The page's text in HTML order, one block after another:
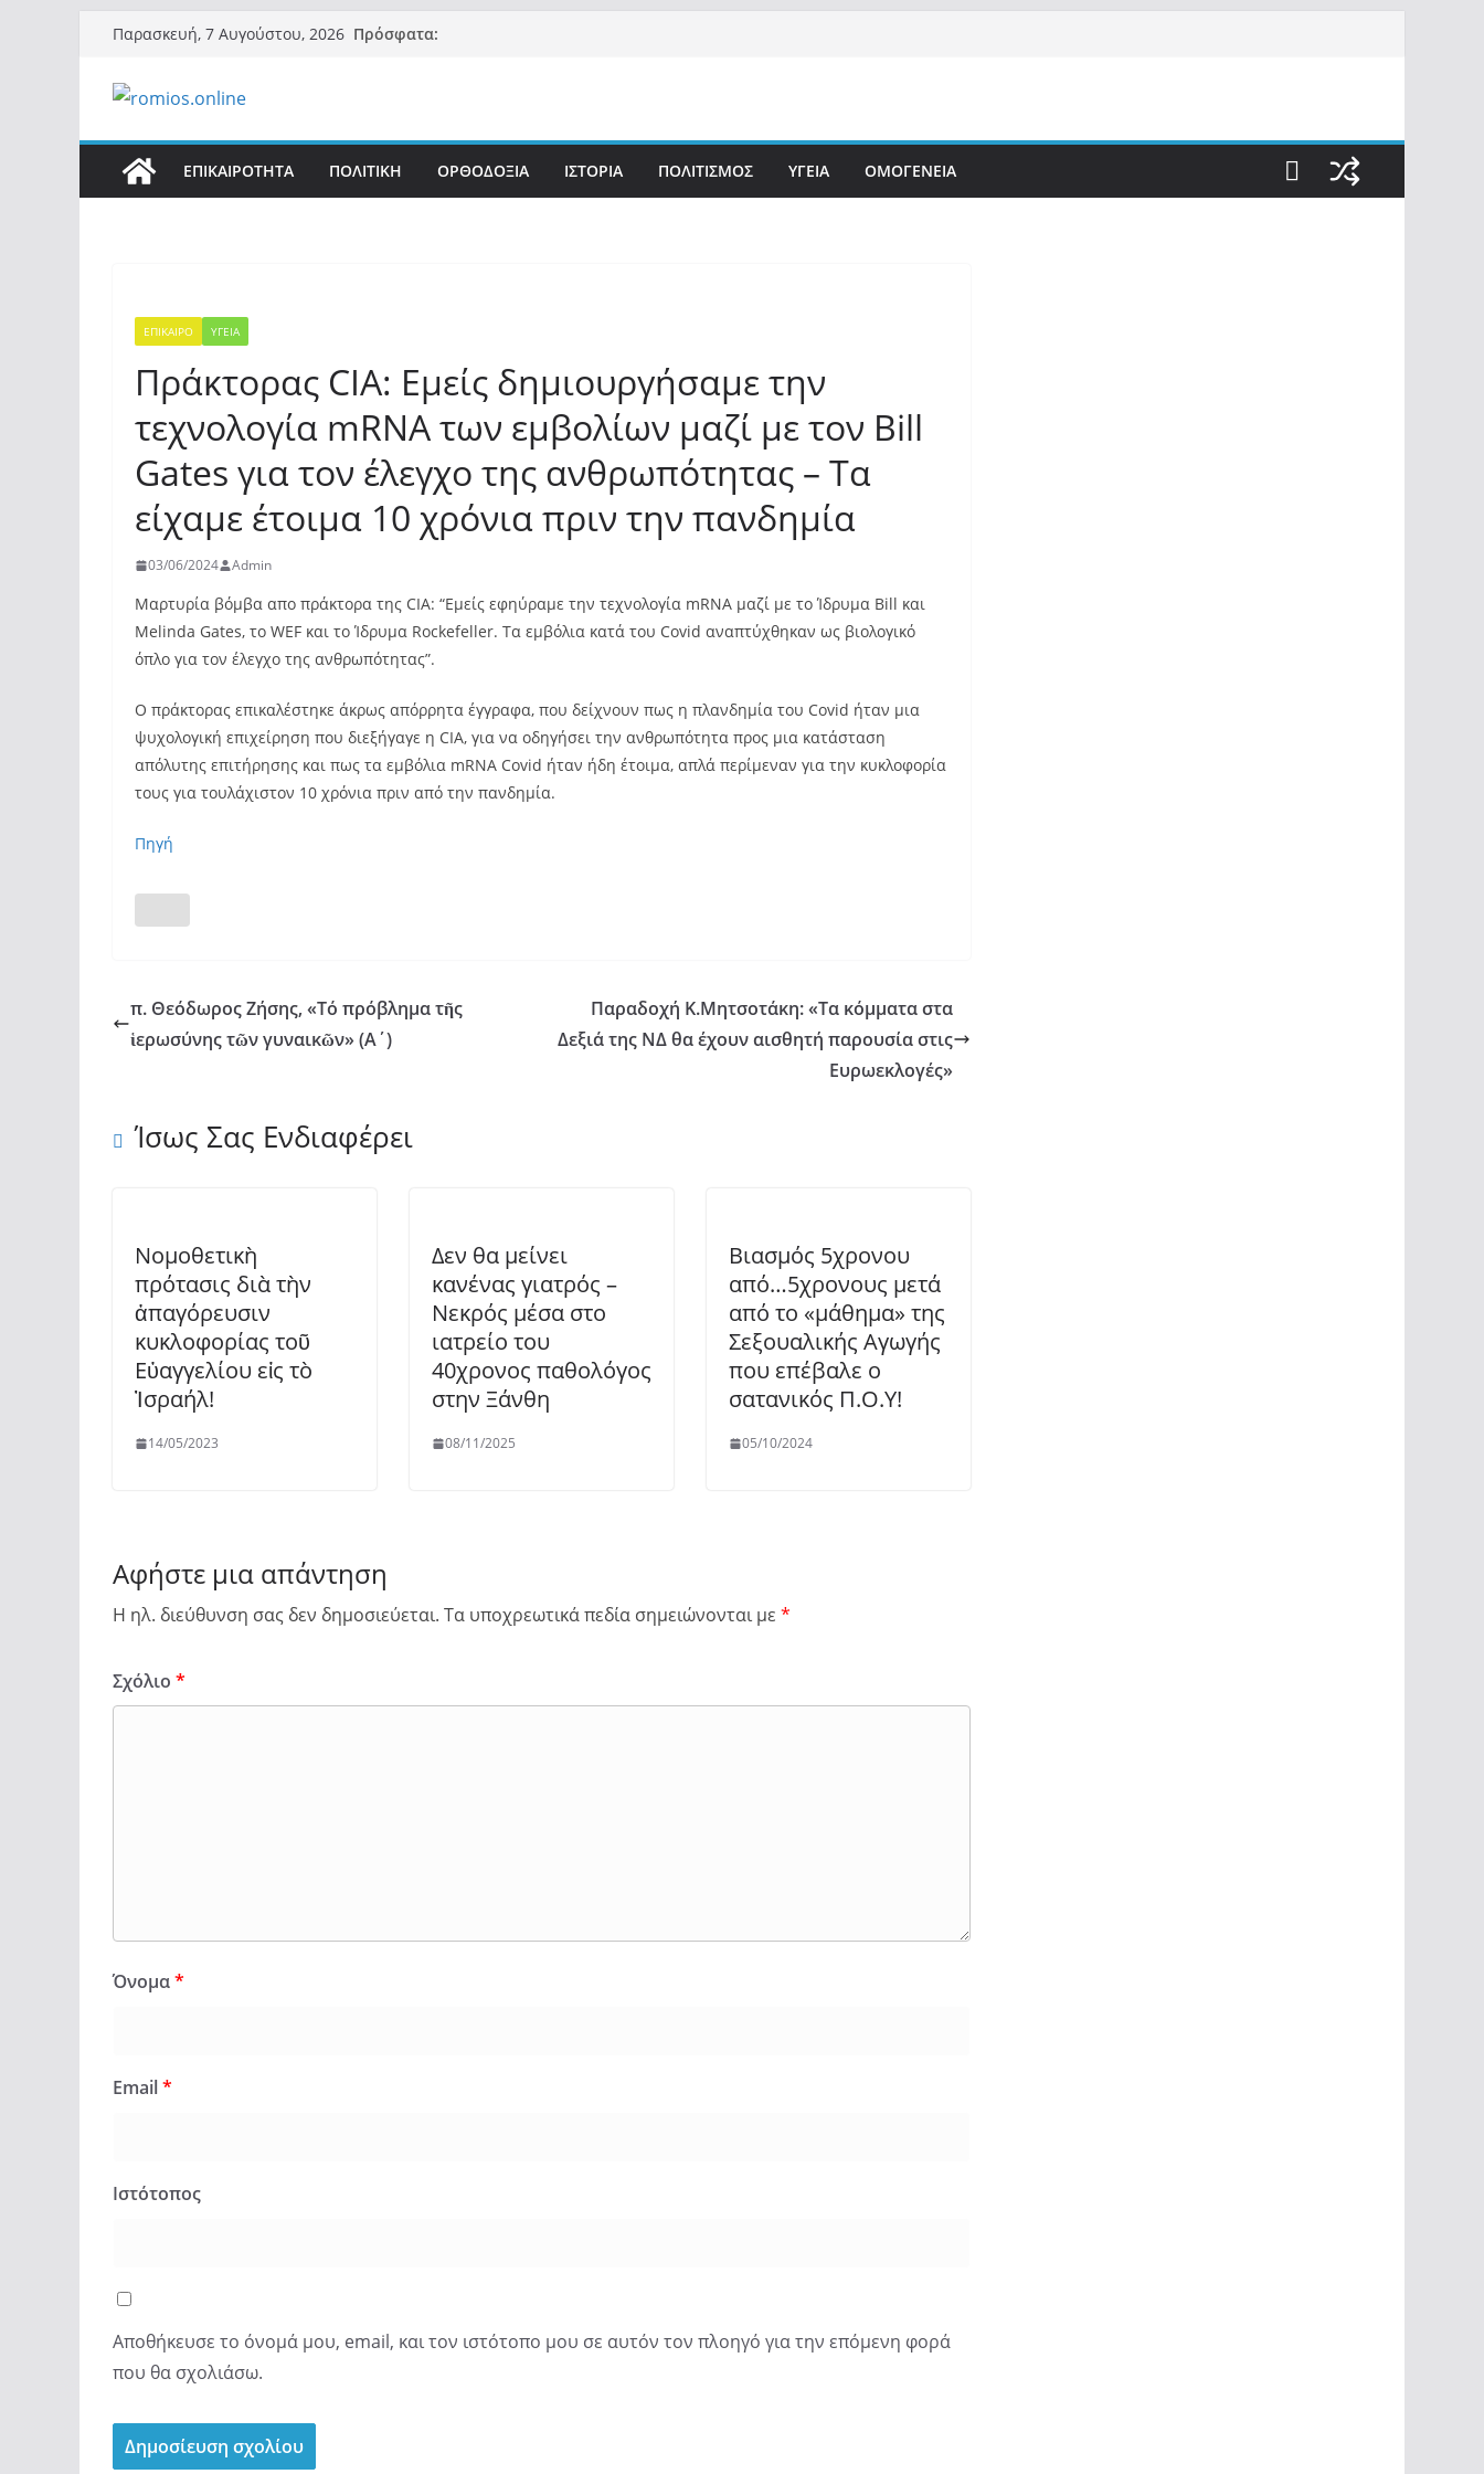
Μετάβαση
περιεχόμενο
Παρασκευή, 7 Αυγούστου, 2026 Πρόσφατα:
ΕΠΙΚΑΙΡΟΤΗΤΑ ΠΟΛΙΤΙΚΗ ΟΡΘΟΔΟΞΙΑ ΙΣΤΟΡΙΑ ΠΟΛΙΤΙΣΜΟΣ ΥΓΕΙΑ ΟΜΟΓΕΝΕΙΑ
ΕΠΙΚΑΙΡΟ ΥΓΕΙΑ
Πράκτορας CIA: Εμείς δημιουργήσαμε την
τεχνολογία mRNA των εμβολίων μαζί με τον Βill
Gates για τον έλεγχο της ανθρωπότητας – Τα
είχαμε έτοιμα 10 χρόνια πριν την πανδημία
03/06/2024 Admin
Μαρτυρία βόμβα απο πράκτορα της CIA: “Εμείς εφηύραμε την τεχνολογία mRNA μαζί με το Ίδρυμα Bill και
Melinda Gates, το WEF και το Ίδρυμα Rockefeller. Τα εμβόλια κατά του Covid αναπτύχθηκαν ως βιολογικό
όπλο για τον έλεγχο της ανθρωπότητας”.
Ο πράκτορας επικαλέστηκε άκρως απόρρητα έγγραφα, που δείχνουν πως η πλανδημία του Covid ήταν μια
ψυχολογική επιχείρηση που διεξήγαγε η CIA, για να οδηγήσει την ανθρωπότητα προς μια κατάσταση
απόλυτης επιτήρησης και πως τα εμβόλια mRNA Covid ήταν ήδη έτοιμα, απλά περίμεναν για την κυκλοφορία
τους για τουλάχιστον 10 χρόνια πριν από την πανδημία.
Πηγή
π. Θεόδωρος Ζήσης, «Τό πρόβλημα τῆς
ἱερωσύνης τῶν γυναικῶν» (Α΄)
Παραδοχή Κ.Μητσοτάκη: «Τα κόμματα στα
Δεξιά της ΝΔ θα έχουν αισθητή παρουσία στις
Ευρωεκλογές»
Ίσως Σας Ενδιαφέρει
Νομοθετικὴ
πρότασις διὰ τὴν
ἀπαγόρευσιν
κυκλοφορίας τοῦ
Εὐαγγελίου εἰς τὸ
Ἰσραήλ!
14/05/2023
Δεν θα μείνει
κανένας γιατρός –
Νεκρός μέσα στο
ιατρείο του
40χρονος παθολόγος
στην Ξάνθη
08/11/2025
Βιασμός 5χρονου
από…5χρονους μετά
από το «μάθημα» της
Σεξουαλικής Αγωγής
που επέβαλε ο
σατανικός Π.Ο.Υ!
05/10/2024
Αφήστε μια απάντηση
Η ηλ. διεύθυνση σας δεν δημοσιεύεται. Τα υποχρεωτικά πεδία σημειώνονται με *
Σχόλιο *
Όνομα*
Email*
Ιστότοπος
Αποθήκευσε το όνομά μου, email, και τον ιστότοπο μου σε αυτόν τον πλοηγό για την επόμενη φορά
που θα σχολιάσω.